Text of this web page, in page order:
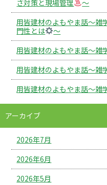
さ対策と現場管理
～
用皆建材のよもやま話～雑
門性とは
～
用皆建材のよもやま話～雑
用皆建材のよもやま話～雑
用皆建材のよもやま話～雑
アーカイブ
2026年7月
2026年6月
2026年5月